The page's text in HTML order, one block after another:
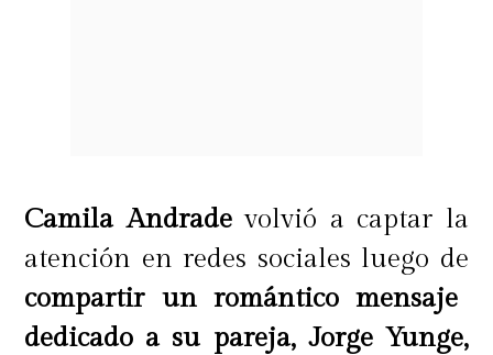
Camila Andradevolvió a captar la
atención en redes sociales luego de
compartir un romántico mensaje
dedicado a su pareja, Jorge Yunge,